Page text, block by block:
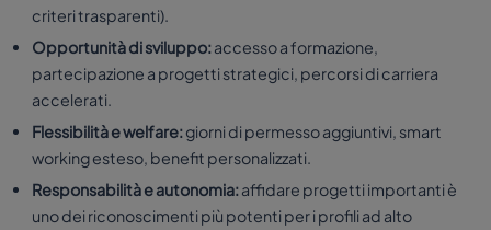
criteri trasparenti).
Opportunità di sviluppo:accesso a formazione,
partecipazione a progetti strategici, percorsi di carriera
accelerati.
Flessibilità e welfare:giorni di permesso aggiuntivi, smart
working esteso, benefit personalizzati.
Responsabilità e autonomia:affidare progetti importanti è
uno dei riconoscimenti più potenti per i profili ad alto